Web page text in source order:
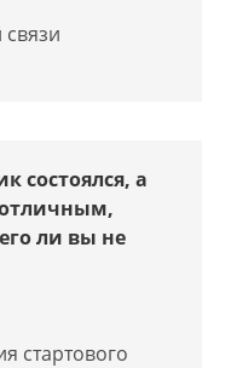
состоялся, а
отличным,
ли вы не
стартового